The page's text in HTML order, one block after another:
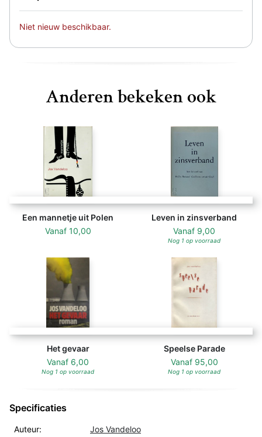
Niet nieuw beschikbaar.
Anderen bekeken ook
Een mannetje uit Polen
Vanaf 10,00
Leven in zinsverband
Vanaf 9,00
Nog 1 op voorraad
Het gevaar
Vanaf 6,00
Nog 1 op voorraad
Speelse Parade
Vanaf 95,00
Nog 1 op voorraad
Specificaties
Auteur: Jos Vandeloo